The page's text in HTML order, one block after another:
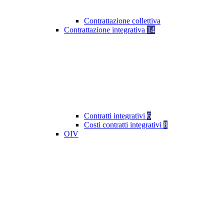
Contrattazione collettiva
Contrattazione integrativa 14
Contratti integrativi 6
Costi contratti integrativi 8
OIV